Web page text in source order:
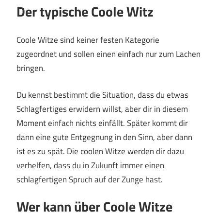
Der typische Coole Witz
Coole Witze sind keiner festen Kategorie
zugeordnet und sollen einen einfach nur zum Lachen
bringen.
Du kennst bestimmt die Situation, dass du etwas
Schlagfertiges erwidern willst, aber dir in diesem
Moment einfach nichts einfällt. Später kommt dir
dann eine gute Entgegnung in den Sinn, aber dann
ist es zu spät. Die coolen Witze werden dir dazu
verhelfen, dass du in Zukunft immer einen
schlagfertigen Spruch auf der Zunge hast.
Wer kann über Coole Witze